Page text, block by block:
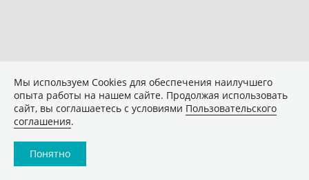
Мы используем Сookies для обеспечения наилучшего
опыта работы на нашем сайте. Продолжая использовать
сайт, вы соглашаетесь с условиями Пользовательского
соглашения.
Понятно